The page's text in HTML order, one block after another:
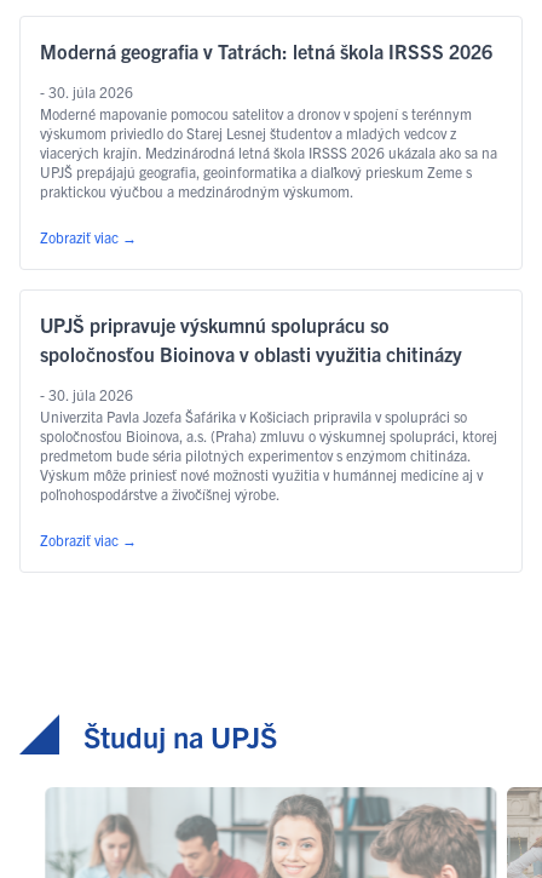
Moderná geografia v Tatrách: letná škola IRSSS 2026
- 30. júla 2026
Moderné mapovanie pomocou satelitov a dronov v spojení s terénnym
výskumom priviedlo do Starej Lesnej študentov a mladých vedcov z
viacerých krajín. Medzinárodná letná škola IRSSS 2026 ukázala ako sa na
UPJŠ prepájajú geografia, geoinformatika a diaľkový prieskum Zeme s
praktickou výučbou a medzinárodným výskumom.
Zobraziť viac →
UPJŠ pripravuje výskumnú spoluprácu so
spoločnosťou Bioinova v oblasti využitia chitinázy
- 30. júla 2026
Univerzita Pavla Jozefa Šafárika v Košiciach pripravila v spolupráci so
spoločnosťou Bioinova, a.s. (Praha) zmluvu o výskumnej spolupráci, ktorej
predmetom bude séria pilotných experimentov s enzýmom chitináza.
Výskum môže priniesť nové možnosti využitia v humánnej medicíne aj v
poľnohospodárstve a živočíšnej výrobe.
Zobraziť viac →
Študuj na UPJŠ